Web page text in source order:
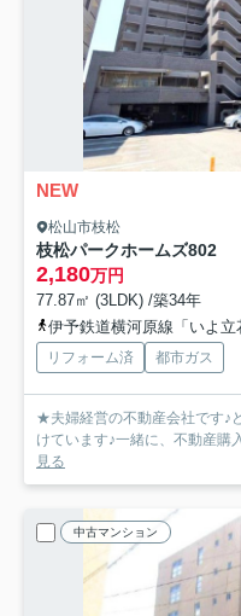
NEW
松山市枝松
枝松パークホームズ802
2,180万円
77.87㎡ (3LDK) /築34年
伊予鉄道横河原線「いよ
リフォーム済 都市ガス
★夫婦経営の不動産会社です♪
けています♪一緒に、不動産購
見る
中古マンション